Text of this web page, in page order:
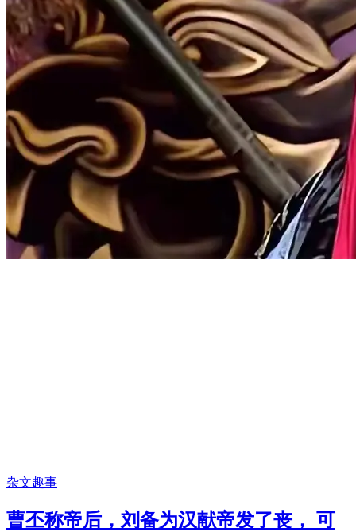
杂文趣事
曹丕称帝后，刘备为汉献帝发了丧， 可